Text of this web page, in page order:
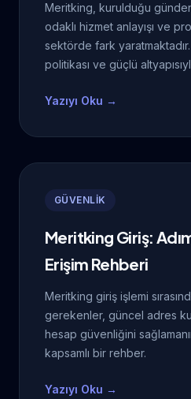
Meritking, kurulduğu
odaklı hizmet anlayışı ve
sektörde fark
politikası ve güçlü
Yazıyı Oku →
GÜVENLİK
Meritking Giriş:
Erişim Rehberi
Meritking giriş işlemi
gerekenler, güncel adres
hesap güvenliğini
kapsamlı bir rehber.
Yazıyı Oku →